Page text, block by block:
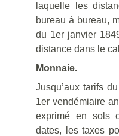
laquelle les
bureau à bureau,
du 1er janvier
distance dans le
Monnaie.
Jusqu’aux tarifs
1er vendémiaire
exprimé en sols
dates, les taxes